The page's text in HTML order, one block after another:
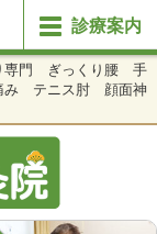
診療案内
専門 ぎっくり腰 手
み テニス肘 顔面神